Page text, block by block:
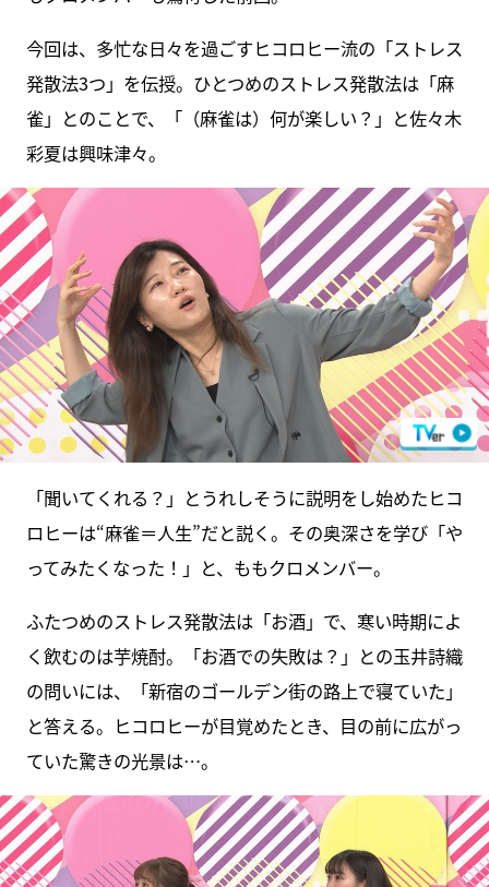
今回は、多忙な日々を過ごすヒコロヒー流の「ストレス
発散法3つ」を伝授。ひとつめのストレス発散法は「麻
雀」とのことで、「（麻雀は）何が楽しい？」と佐々木
彩夏は興味津々。
「聞いてくれる？」とうれしそうに説明をし始めたヒコ
ロヒーは“麻雀＝人生”だと説く。その奥深さを学び「や
ってみたくなった！」と、ももクロメンバー。
ふたつめのストレス発散法は「お酒」で、寒い時期によ
く飲むのは芋焼酎。「お酒での失敗は？」との玉井詩織
の問いには、「新宿のゴールデン街の路上で寝ていた」
と答える。ヒコロヒーが目覚めたとき、目の前に広がっ
ていた驚きの光景は…。